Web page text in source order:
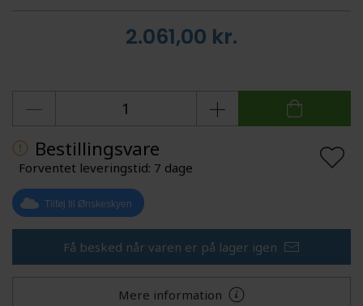
2.061,00 kr.
Bestillingsvare
Forventet leveringstid: 7 dage
Tilføj til Ønskeskyen
Få besked når varen er på lager igen
Mere information